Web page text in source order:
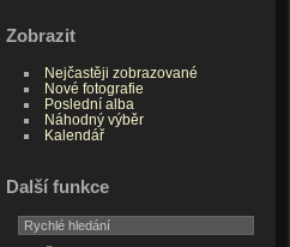
Zobrazit
Nejčastěji zobrazované
Nové fotografie
Poslední alba
Náhodný výběr
Kalendář
Další funkce